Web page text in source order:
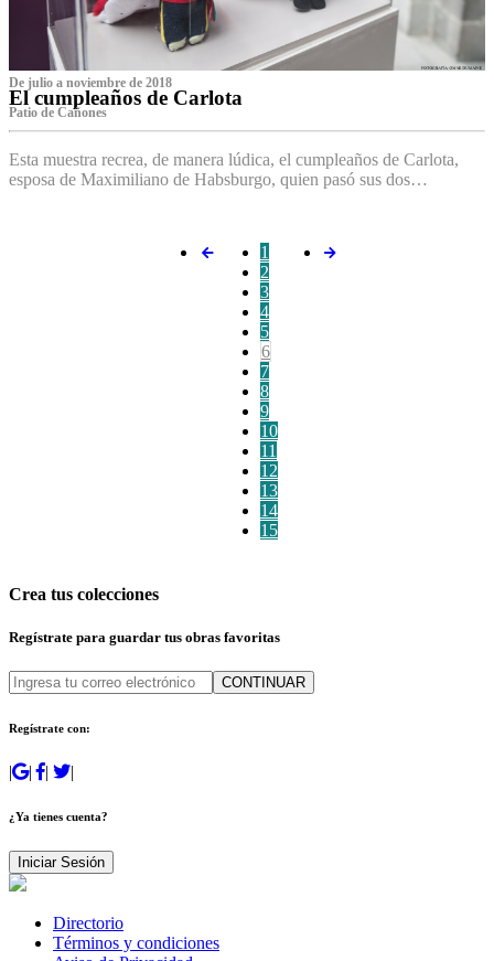
De julio a noviembre de 2018
El cumpleaños de Carlota
Patio de Cañones
Esta muestra recrea, de manera lúdica, el cumpleaños de Carlota,
esposa de Maximiliano de Habsburgo, quien pasó sus dos…
1
2
3
4
5
6
7
8
9
10
11
12
13
14
15
Crea tus colecciones
Regístrate para guardar tus obras favoritas
CONTINUAR
Regístrate con:
| | | |
¿Ya tienes cuenta?
Iniciar Sesión
Directorio
Términos y condiciones